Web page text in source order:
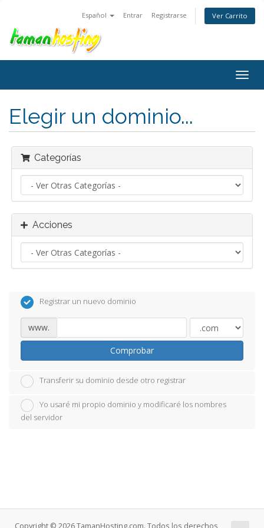
Español Entrar Registrarse Ver Carrito
Elegir un dominio...
Categorías
Acciones
Registrar un nuevo dominio
www.
Comprobar
Transferir su dominio desde otro registrar
Yo usaré mi propio dominio y modificaré los nombres
del servidor
Copyright © 2026 TamanHosting.com. Todos los derechos